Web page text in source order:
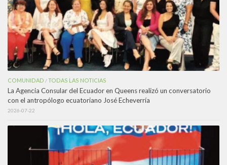
COMUNIDAD /TODAS LAS NOTICIAS
La Agencia Consular del Ecuador en Queens realizó un conversatorio
con el antropólogo ecuatoriano José Echeverría
2026-07-22